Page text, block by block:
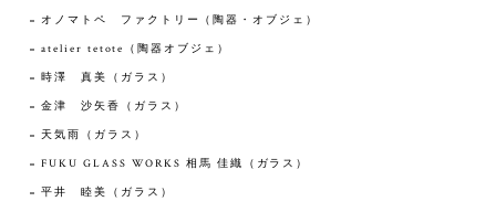
オノマトペ ファクトリー（陶器・オブジェ）
atelier tetote（陶器オブジェ）
時澤 真美（ガラス）
金津 沙矢香（ガラス）
天気雨（ガラス）
FUKU GLASS WORKS 相馬 佳織（ガラス）
平井 睦美（ガラス）